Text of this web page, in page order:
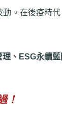
。在後疫時代
理 、 ESG永續藍
！